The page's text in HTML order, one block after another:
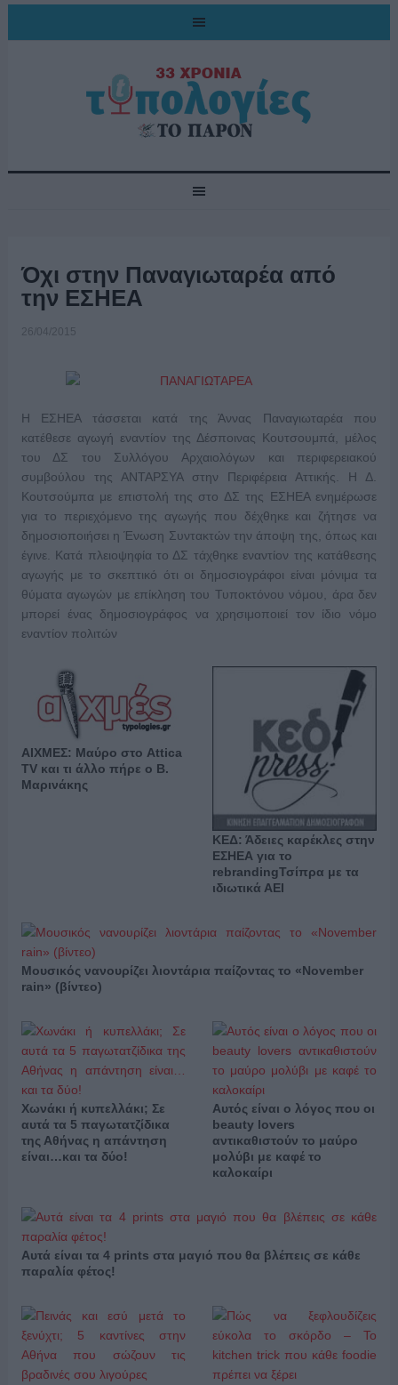
Όχι στην Παναγιωταρέα από
την ΕΣΗΕΑ
26/04/2015
Η ΕΣΗΕΑ τάσσεται κατά της Άννας Παναγιωταρέα που
κατέθεσε αγωγή εναντίον της Δέσποινας Κουτσουμπά, μέλος
του ΔΣ του Συλλόγου Αρχαιολόγων και περιφερειακού
συμβούλου της ΑΝΤΑΡΣΥΑ στην Περιφέρεια Αττικής. Η Δ.
Κουτσούμπα με επιστολή της στο ΔΣ της ΕΣΗΕΑ ενημέρωσε
για το περιεχόμενο της αγωγής που δέχθηκε και ζήτησε να
δημοσιοποιήσει η Ένωση Συντακτών την άποψη της, όπως και
έγινε. Κατά πλειοψηφία το ΔΣ τάχθηκε εναντίον της κατάθεσης
αγωγής με το σκεπτικό ότι οι δημοσιογράφοι είναι μόνιμα τα
θύματα αγωγών με επίκληση του Τυποκτόνου νόμου, άρα δεν
μπορεί ένας δημοσιογράφος να χρησιμοποιεί τον ίδιο νόμο
εναντίον πολιτών
ΑΙΧΜΕΣ: Μαύρο στο Attica
TV και τι άλλο πήρε ο Β.
Μαρινάκης
ΚΕΔ: Άδειες καρέκλες στην
ΕΣΗΕΑ για το
rebrandingΤσίπρα με τα
ιδιωτικά ΑΕΙ
Μουσικός νανουρίζει λιοντάρια παίζοντας το «November
rain» (βίντεο)
Χωνάκι ή κυπελλάκι; Σε
αυτά τα 5 παγωτατζίδικα
της Αθήνας η απάντηση
είναι…και τα δύο!
Αυτός είναι ο λόγος που οι
beauty lovers
αντικαθιστούν το μαύρο
μολύβι με καφέ το
καλοκαίρι
Αυτά είναι τα 4 prints στα μαγιό που θα βλέπεις σε κάθε
παραλία φέτος!